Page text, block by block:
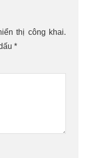
thị công khai.
*